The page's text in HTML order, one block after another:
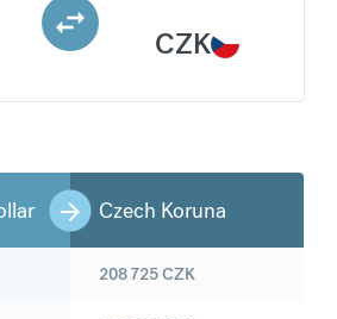
CZK
Czech Koruna
208 725CZK